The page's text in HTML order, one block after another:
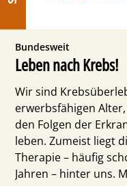
Bundesweit
Leben nach Krebs!
Wir sind
erwerbsfähigen
den Folgen der
leben. Zumeist liegt
Therapie – häufig
Jahren – hinter uns.